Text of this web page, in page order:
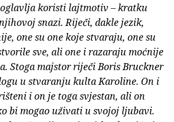
koristi lajtmotiv – kratku
snazi. Riječi, dakle jezik,
one su one koje stvaraju, one su
sve, ali one i razaraju moćnije
Stoga majstor riječi Boris Bruckner
u stvaranju kulta Karoline. On i
i on je toga svjestan, ali on
bi mogao uživati u svojoj ljubavi.